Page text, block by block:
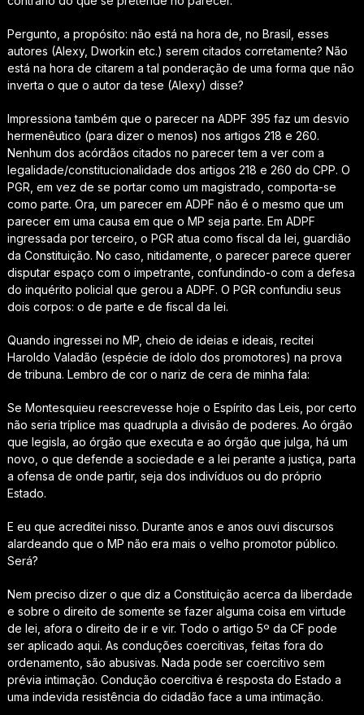
Pergunto, a propósito: não está na hora de, no Brasil, esses
autores (Alexy, Dworkin etc.) serem citados corretamente? Não
está na hora de citarem a tal ponderação de uma forma que não
inverta o que o autor da tese (Alexy) disse?
Impressiona também que o parecer na ADPF 395 faz um desvio
hermenêutico (para dizer o menos) nos artigos 218 e 260.
Nenhum dos acórdãos citados no parecer tem a ver com a
legalidade/constitucionalidade dos artigos 218 e 260 do CPP. O
PGR, em vez de se portar como um magistrado, comporta-se
como parte. Ora, um parecer em ADPF não é o mesmo que um
parecer em uma causa em que o MP seja parte. Em ADPF
ingressada por terceiro, o PGR atua como fiscal da lei, guardião
da Constituição. No caso, nitidamente, o parecer parece querer
disputar espaço com o impetrante, confundindo-o com a defesa
do inquérito policial que gerou a ADPF. O PGR confundiu seus
dois corpos: o de parte e de fiscal da lei.
Quando ingressei no MP, cheio de ideias e ideais, recitei
Haroldo Valadão (espécie de ídolo dos promotores) na prova
de tribuna. Lembro de cor o nariz de cera de minha fala:
Se Montesquieu reescrevesse hoje o Espírito das Leis, por certo
não seria tríplice mas quadrupla a divisão de poderes. Ao órgão
que legisla, ao órgão que executa e ao órgão que julga, há um
novo, o que defende a sociedade e a lei perante a justiça, parta
a ofensa de onde partir, seja dos indivíduos ou do próprio
Estado.
E eu que acreditei nisso. Durante anos e anos ouvi discursos
alardeando que o MP não era mais o velho promotor público.
Será?
Nem preciso dizer o que diz a Constituição acerca da liberdade
e sobre o direito de somente se fazer alguma coisa em virtude
de lei, afora o direito de ir e vir. Todo o artigo 5º da CF pode
ser aplicado aqui. As conduções coercitivas, feitas fora do
ordenamento , são abusivas. Nada pode ser coercitivo sem
prévia intimação. Condução coercitiva é resposta do Estado a
uma indevida resistência do cidadão face a uma intimação.